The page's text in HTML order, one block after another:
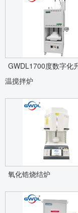
GWDL1700度数字化
温搅拌炉
氧化锆烧结炉